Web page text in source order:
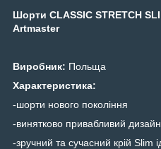
Шорти CLASSIC STRETCH
Artmaster
Виробник: Польща
Характеристика:
-шорти нового покоління
-винятково привабливий
-зручний та сучасний крій Slim